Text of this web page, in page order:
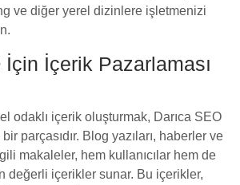
ve diğer yerel dizinlere işletmenizi
İçin İçerik Pazarlaması
odaklı içerik oluşturmak, Darıca SEO
parçasıdır. Blog yazıları, haberler ve
makaleler, hem kullanıcılar hem de
değerli içerikler sunar. Bu içerikler,